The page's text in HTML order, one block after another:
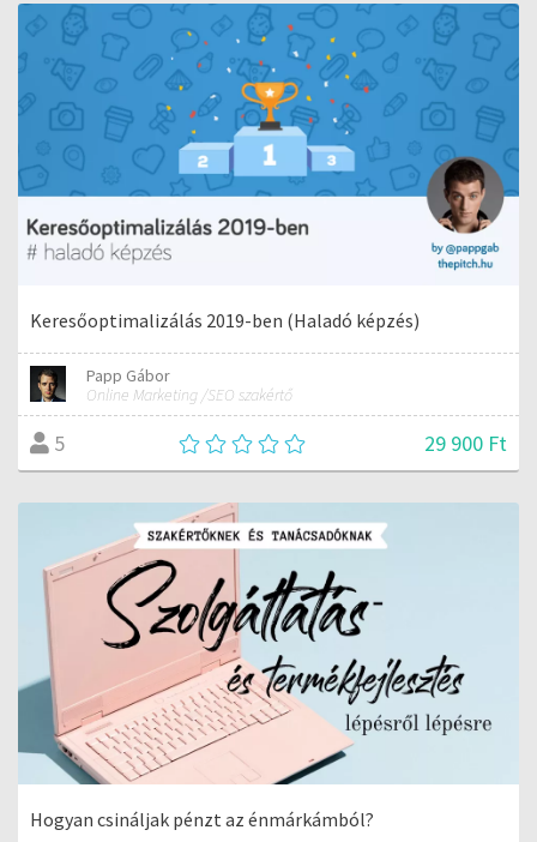
Keresőoptimalizálás 2019-ben (Haladó képzés)
Papp Gábor
Online Marketing /SEO szakértő
5 29 900 Ft
Hogyan csináljak pénzt az énmárkámból?